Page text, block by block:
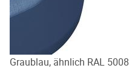
Graublau, ähnlich RAL 5008